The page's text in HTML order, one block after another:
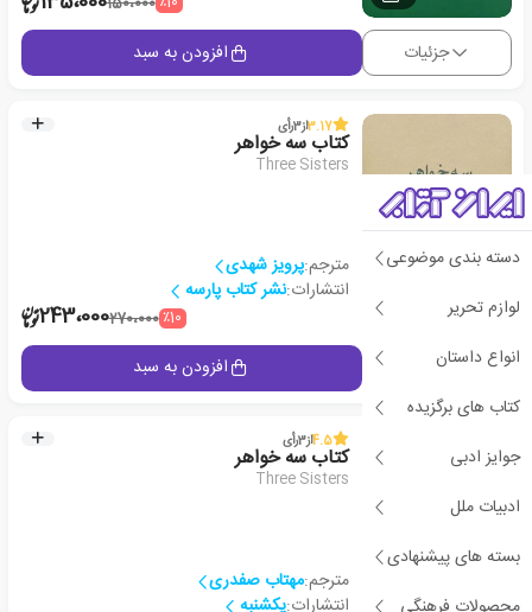
دسته بندی موضوعی
لوازم تحریر
انواع داستان
کتاب های برگزیده
جوایز ادبی
ادبیات ملل
بسته های پیشنهادی
جزئیات افزودن به سبد
3.17از3رأی
کتاب سه خواهر
Three Sisters
مترجم:پرویز شهدی
انتشارات:نشر کتاب پارسه
٪10270،000243،000
جزئیات افزودن به سبد
پیشنهاد ویژه 4.5از3رأی
کتاب سه خواهر
Three Sisters
مترجم:مهتاب صفدری
انتشارات:یکشنبه